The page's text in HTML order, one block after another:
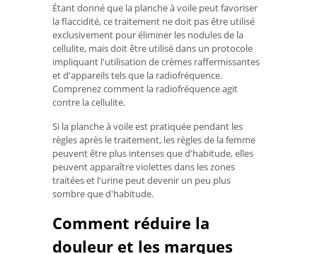
Étant donné que la planche à voile peut favoriser
la flaccidité, ce traitement ne doit pas être utilisé
exclusivement pour éliminer les nodules de la
cellulite, mais doit être utilisé dans un protocole
impliquant l'utilisation de crèmes raffermissantes
et d'appareils tels que la radiofréquence.
Comprenez comment la radiofréquence agit
contre la cellulite.
Si la planche à voile est pratiquée pendant les
règles après le traitement, les règles de la femme
peuvent être plus intenses que d'habitude, elles
peuvent apparaître violettes dans les zones
traitées et l'urine peut devenir un peu plus
sombre que d'habitude.
Comment réduire la
douleur et les marques